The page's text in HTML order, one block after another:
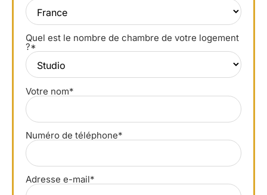
Quel est le nombre de chambre de votre logement
?*
Votre nom*
Numéro de téléphone*
Adresse e-mail*